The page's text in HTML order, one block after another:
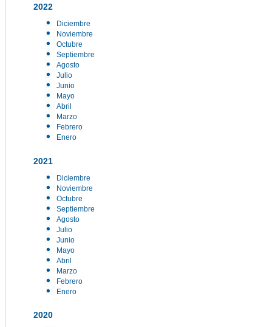
2022
Diciembre
Noviembre
Octubre
Septiembre
Agosto
Julio
Junio
Mayo
Abril
Marzo
Febrero
Enero
2021
Diciembre
Noviembre
Octubre
Septiembre
Agosto
Julio
Junio
Mayo
Abril
Marzo
Febrero
Enero
2020